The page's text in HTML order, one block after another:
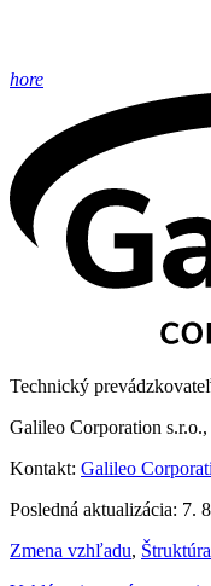
hore
Technický
Galileo Corporation
Kontakt: Galileo
Posledná aktualizácia: 7.
Zmena vzhľadu,